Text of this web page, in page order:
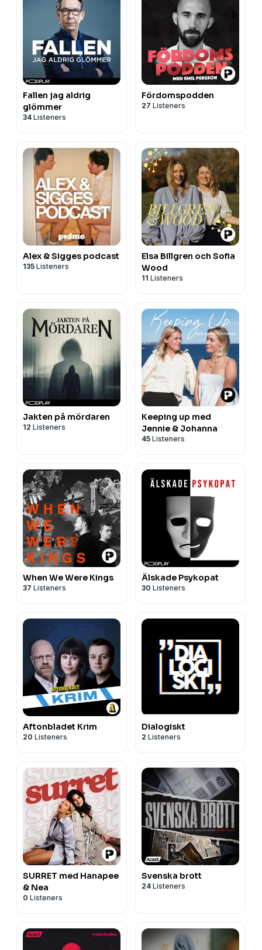
Fallen jag aldrig
glömmer
34 Listeners
Fördomspodden
27 Listeners
Alex & Sigges podcast
135 Listeners
Elsa Billgren och Sofia
Wood
11 Listeners
Jakten på mördaren
12 Listeners
Keeping up med
Jennie & Johanna
45 Listeners
When We Were Kings
37 Listeners
Älskade Psykopat
30 Listeners
Aftonbladet Krim
20 Listeners
Dialogiskt
2 Listeners
SURRET med Hanapee
& Nea
0 Listeners
Svenska brott
24 Listeners